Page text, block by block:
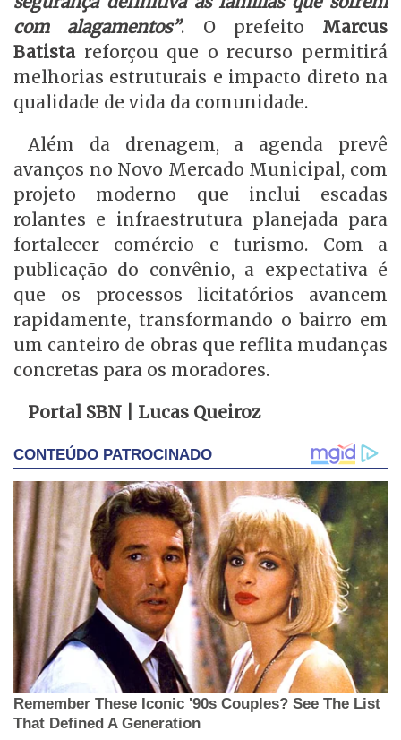
com alagamentos”. O prefeito Marcus
Batista reforçou que o recurso permitirá
melhorias estruturais e impacto direto na
qualidade de vida da comunidade.
Além da drenagem, a agenda prevê
avanços no Novo Mercado Municipal, com
projeto moderno que inclui escadas
rolantes e infraestrutura planejada para
fortalecer comércio e turismo. Com a
publicação do convênio, a expectativa é
que os processos licitatórios avancem
rapidamente, transformando o bairro em
um canteiro de obras que reflita mudanças
concretas para os moradores.
Portal SBN | Lucas Queiroz